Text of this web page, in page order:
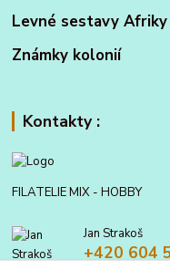
Levné sestavy Afriky
Známky kolonií
Kontakty :
FILATELIE MIX - HOBBY
Jan Strakoš
+420 604